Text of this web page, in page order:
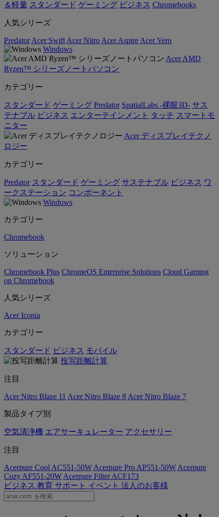
＆軽量 スタンダード ゲーミング ビジネス Chromebooks
人気シリーズ
Predator Acer Swift Acer Nitro Acer Aspire Acer Vero
Windows
Acer AMD
Ryzen™ シリーズノートパソコン
カテゴリー
スタンダード ゲーミング Predator SpatialLabs -裸眼3D- サス
テナブル ビジネス エンターテインメント タッチ スマートモ
ニター
Acer ディスプレイテクノ
ロジー
カテゴリー
Predator スタンダード ゲーミング サステナブル ビジネス ワ
ークステーション コンポーネント
Windows
カテゴリー
Chromebook
ソリューション
Chromebook Plus ChromeOS Enterprise Solutions Cloud Gaming
on Chromebook
人気シリーズ
Acer Iconia
カテゴリー
スタンダード ビジネス モバイル
投写距離計算
注目
Acer Nitro Blaze 11 Acer Nitro Blaze 8 Acer Nitro Blaze 7
製品タイプ別
空気清浄機 エアサーキュレーター アクセサリー
注目
Acerpure Cool AC551-50W Acerpure Pro AP551-50W Acerpure
Cozy AF551-20W Acerpure Filter ACF173
ビジネス 教育 サポート イベント 法人のお客様